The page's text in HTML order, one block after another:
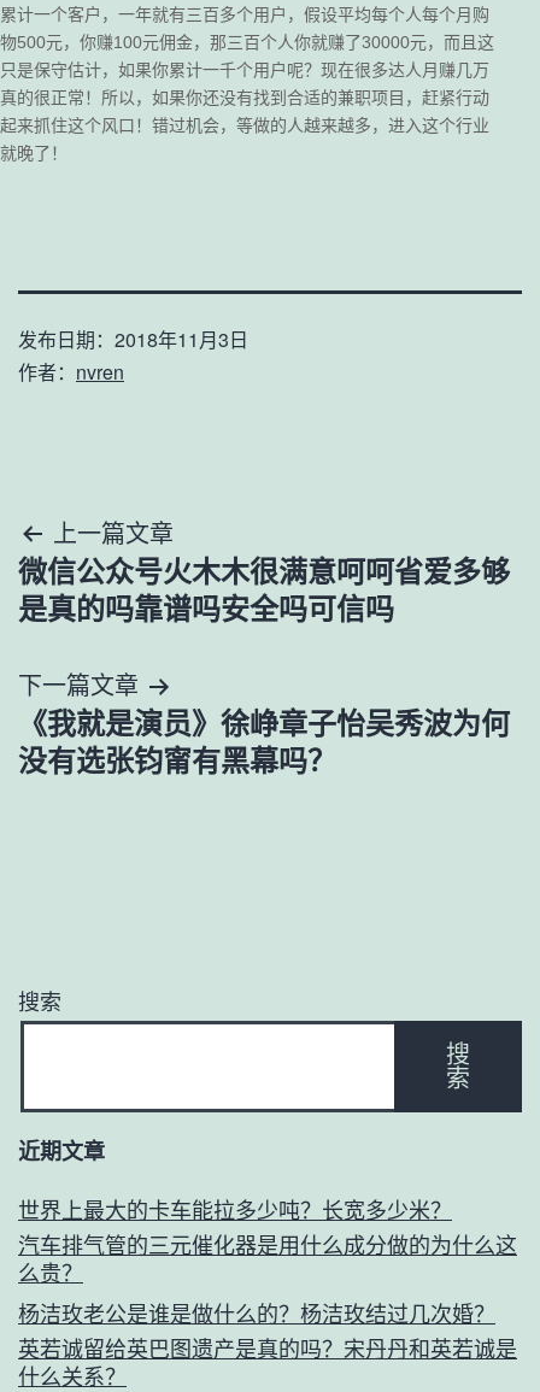
累计一个客户，一年就有三百多个用户，假设平均每个人每个月购
物500元，你赚100元佣金，那三百个人你就赚了30000元，而且这
只是保守估计，如果你累计一千个用户呢？现在很多达人月赚几万
真的很正常！所以，如果你还没有找到合适的兼职项目，赶紧行动
起来抓住这个风口！错过机会，等做的人越来越多，进入这个行业
就晚了！
发布日期： 2018年11月3日
作者： nvren
文
章
航
上一篇文章
微信公众号火木木很满意呵呵省爱多够
是真的吗靠谱吗安全吗可信吗
下一篇文章
《我就是演员》徐峥章子怡吴秀波为何
没有选张钧甯有黑幕吗？
搜索
搜
索
近期文章
世界上最大的卡车能拉多少吨？长宽多少米？
汽车排气管的三元催化器是用什么成分做的为什么这
么贵？
杨洁玫老公是谁是做什么的？杨洁玫结过几次婚？
英若诚留给英巴图遗产是真的吗？宋丹丹和英若诚是
什么关系？